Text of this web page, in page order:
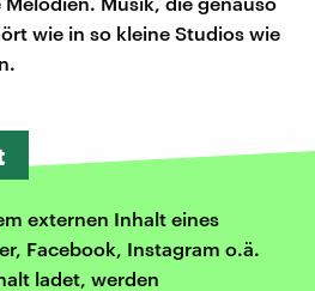
wie in so kleine Studios wie
externen Inhalt eines
Facebook, Instagram o.ä.
ladet, werden